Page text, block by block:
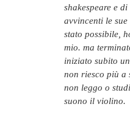
shakespeare e
avvincenti le
stato possibile,
mio. ma
iniziato subito
non riesco più a
non leggo o
suono il violino.